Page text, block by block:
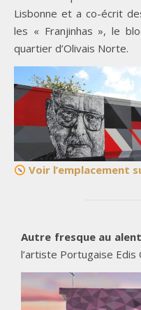
Lisbonne et a co-écrit
les « Franjinhas », le
quartier d’Olivais Norte.
Voir l’emplacement
Autre fresque au
l’artiste Portugaise Edis